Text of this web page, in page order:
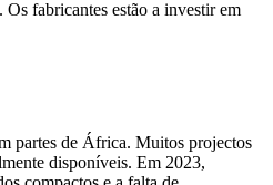
fabricantes estão a investir em
partes de África. Muitos projectos
disponíveis. Em 2023,